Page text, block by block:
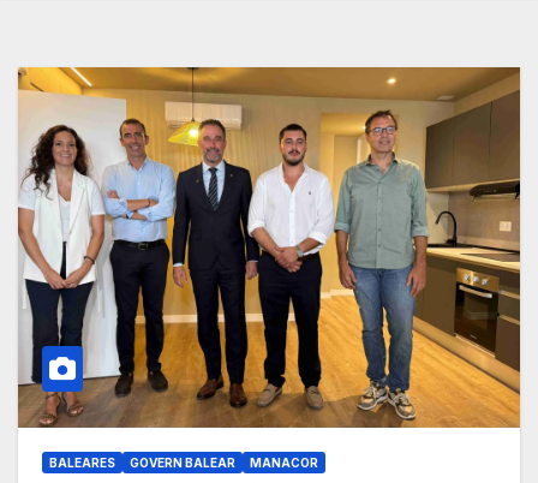
BALEARES GOVERN BALEAR MANACOR